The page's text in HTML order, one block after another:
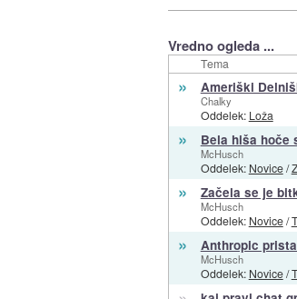
Vredno ogleda ...
Tema
» Ameriški
Chalky
Oddelek: Loža
» Bela hiša hoče
McHusch
Oddelek: Novice/
» Začela se je
McHusch
Oddelek: Novice/
» Anthropic
McHusch
Oddelek: Novice/